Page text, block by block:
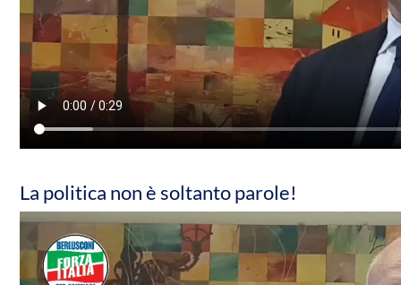
La politica non è soltanto parole!